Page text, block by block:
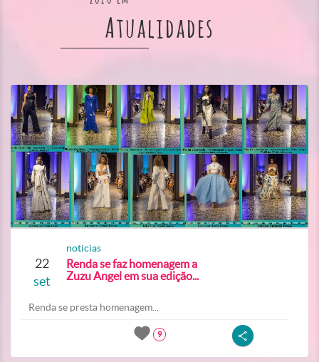
Atualidades
22
set
noticias
Renda se faz homenagem a
Zuzu Angel em sua edição...
Renda se presta homenagem...
9